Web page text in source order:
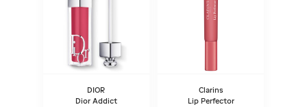
DIOR
Dior Addict
Clarins
Lip Perfector